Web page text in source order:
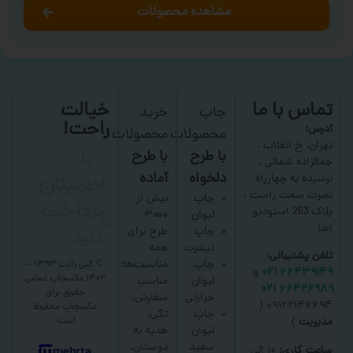
مشاهده محصولات
تماس با ما
آدرس:
تهران، خ انقلاب ،
جمالزاده شمالی ،
نرسیده به چهارراه
نصرت سمت راست ،
پلاک 263 استودیو
اشا
تلفن پشتیبانی:
۶۶۴۳۹۱۴۹ ۰۲۱
و
۶۶۴۲۶۹۸۹ ۰۲۱
۰۹۱۲۲۱۴۶۶۹۴ (
مدیریت )
چاپ
محصولات
با طرح
دلخواه
چاپ
لیوان
چاپ
تیشرت
چاپ
لیوان
حرارتی
چاپ
لیوان
سفید
خرید
محصولات
با طرح
آماده
بیش از
۳۰۰۰
طرح برای
همه
مناسبت‌ها؛
مناسب
سفارش:
تکی،
هدیه به
دوستان،
خیالت
راحت!
۱۴۰۲ عکسچاپ
تمامی
حقوق برای
عکسچاپ محفوظ
است.